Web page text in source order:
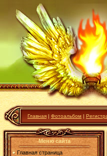
Главная | Фотоальбом |
Меню сайта
Главная страница